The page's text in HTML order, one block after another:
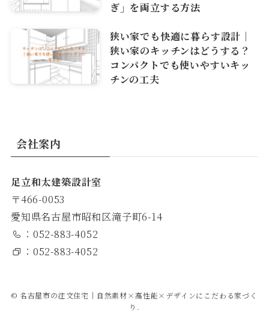
ぎ」を両立する方法
狭い家でも快適に暮らす設計｜
狭い家のキッチンはどうする？
コンパクトでも使いやすいキッ
チンの工夫
会社案内
足立和太建築設計室
〒466-0053
愛知県名古屋市昭和区滝子町6-14
：052-883-4052
：052-883-4052
© 名古屋市の注文住宅｜自然素材×高性能×デザインにこだわる家づく
り.